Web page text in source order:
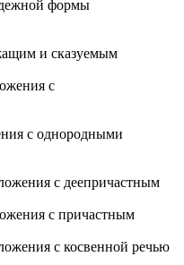
формы
и сказуемым
с
с однородными
с деепричастным
с причастным
с косвенной речью